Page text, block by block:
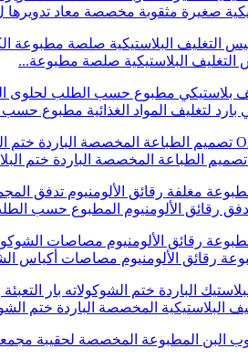
صغيرة مثقوبة مخصصة معاد تدويرها
البلاستيكية صلصة مطبوعة...
بارد لتغليف المواد الغذائية مطبوع
رقائق الألومنيوم المطبوع حسب
رقائق الألومنيوم مصاصات أكياس
البلاستيكية المخصصة الباردة ختم